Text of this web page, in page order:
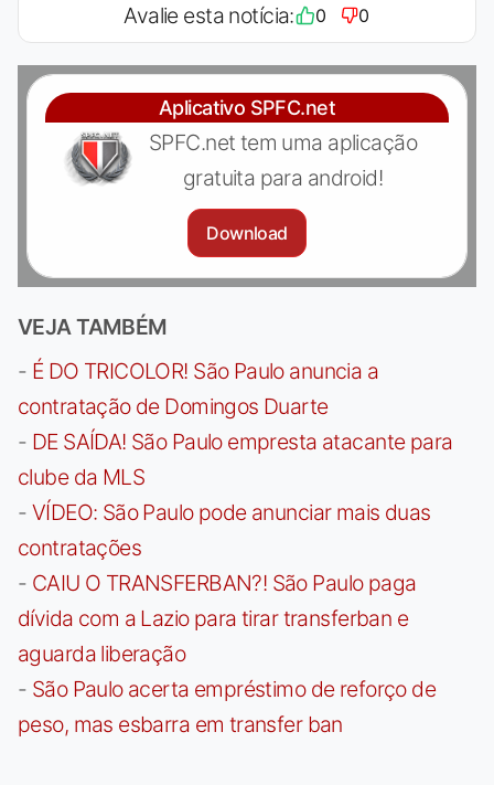
Avalie esta notícia: 0 0
Aplicativo SPFC.net
SPFC.net tem uma aplicação
gratuita para android!
Download
VEJA TAMBÉM
- É DO TRICOLOR! São Paulo anuncia a
contratação de Domingos Duarte
- DE SAÍDA! São Paulo empresta atacante para
clube da MLS
- VÍDEO: São Paulo pode anunciar mais duas
contratações
- CAIU O TRANSFERBAN?! São Paulo paga
dívida com a Lazio para tirar transferban e
aguarda liberação
- São Paulo acerta empréstimo de reforço de
peso, mas esbarra em transfer ban